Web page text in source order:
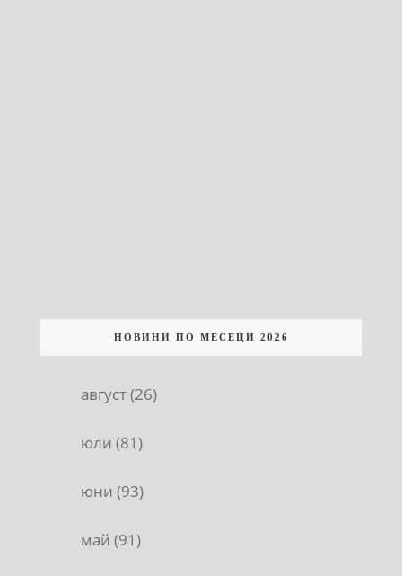
НОВИНИ ПО МЕСЕЦИ 2026
август (26)
юли (81)
юни (93)
май (91)